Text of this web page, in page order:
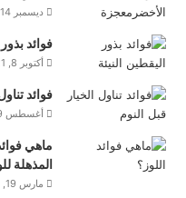
ديسمبر 14, 2021
فوائد
أكتوبر 8, 2021
فوائد
أغسطس 19, 2020
ماهي
المذهلة
مارس 19, 2021